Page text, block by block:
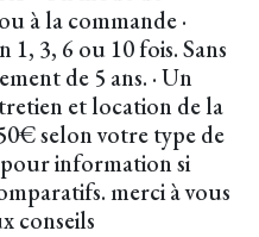
à la commande ·
3, 6 ou 10 fois. Sans
de 5 ans. · Un
et location de la
selon votre type de
pour information si
merci à vous
conseils